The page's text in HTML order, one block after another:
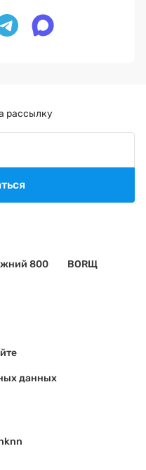
800 BORЩ
данных
рассылку